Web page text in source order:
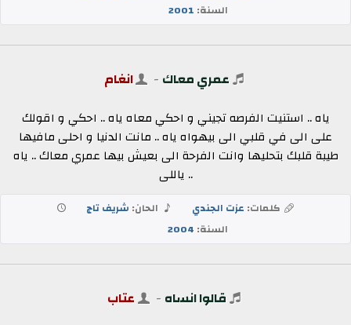
السنة: 2001
عمري معاك - انغام
ياه .. استنيت الفرصه تجيني و احكي معاه ياه .. احكي و اقولك
على الى في قلبي الى بيهواه ياه .. مانت الدنيا و احلى مافيها
طيبة قلبك بتحليها وانت الفرحة الى بعيش بيها عمري معاك .. ياه
.. ياللى
كلمات: عزت الجندي الحان: شريف تاج
السنة: 2004
قالوا انساه - عتاب